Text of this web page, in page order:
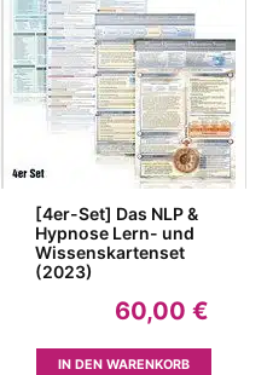
[4er-Set] Das NLP &
Hypnose Lern- und
Wissenskartenset
(2023)
60,00€
IN DEN WARENKORB